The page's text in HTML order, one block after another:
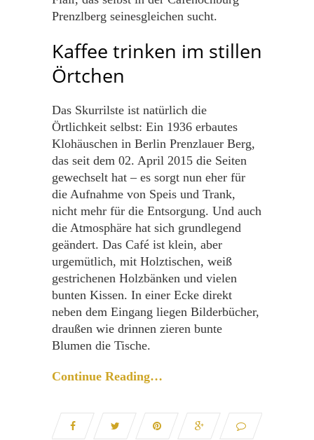
Prenzlberg seinesgleichen sucht.
Kaffee trinken im stillen
Örtchen
Das Skurrilste ist natürlich die
Örtlichkeit selbst: Ein 1936 erbautes
Klohäuschen in Berlin Prenzlauer Berg,
das seit dem 02. April 2015 die Seiten
gewechselt hat – es sorgt nun eher für
die Aufnahme von Speis und Trank,
nicht mehr für die Entsorgung. Und auch
die Atmosphäre hat sich grundlegend
geändert. Das Café ist klein, aber
urgemütlich, mit Holztischen, weiß
gestrichenen Holzbänken und vielen
bunten Kissen. In einer Ecke direkt
neben dem Eingang liegen Bilderbücher,
draußen wie drinnen zieren bunte
Blumen die Tische.
Continue Reading…